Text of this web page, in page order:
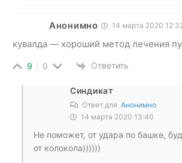
Анонимно 14 марта 2020
кувалда — хороший метод лечения
9 0 Ответить
Синдикат
Ответ для Анонимно
14 марта 2020 13:40
Не поможет, от удара по башке,
от колокола))))))